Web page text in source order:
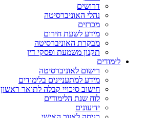
דרושים
נהלי האוניברסיטה
מכרזים
מידע לשעת חירום
מבקרת האוניברסיטה
תקנון משמעת ופסקי דין
לימודים
רישום לאוניברסיטה
מידע למתעניינים בלימודים
חישוב סיכויי קבלה לתואר ראשון
לוח שנת הלימודים
ידיעונים